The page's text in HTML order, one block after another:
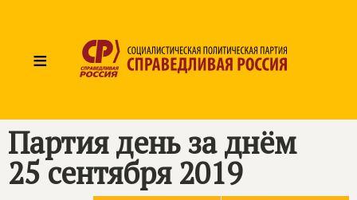
≡
Партия день за днём
25 сентября 2019